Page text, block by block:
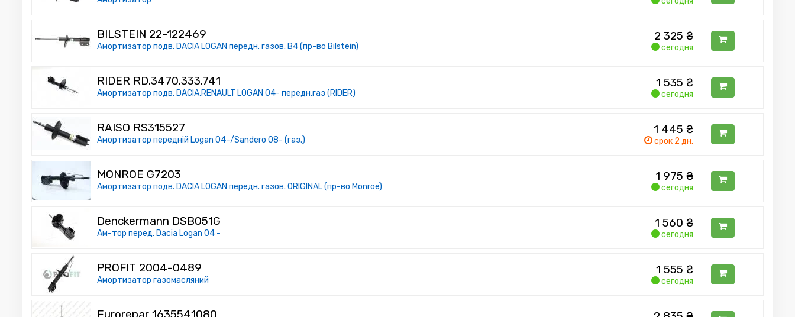
BILSTEIN 22-122469
Амортизатор подв. DACIA LOGAN передн. газов. B4 (пр-во Bilstein)
2 325 ₴
сегодня
RIDER RD.3470.333.741
Амортизатор подв. DACIA,RENAULT LOGAN 04- передн.газ (RIDER)
1 535 ₴
сегодня
RAISO RS315527
Амортизатор передній Logan 04-/Sandero 08- (газ.)
1 445 ₴
срок 2 дн.
MONROE G7203
Амортизатор подв. DACIA LOGAN передн. газов. ORIGINAL (пр-во Monroe)
1 975 ₴
сегодня
Denckermann DSB051G
Ам-тор перед. Dacia Logan 04 -
1 560 ₴
сегодня
PROFIT 2004-0489
Амортизатор газомасляний
1 555 ₴
сегодня